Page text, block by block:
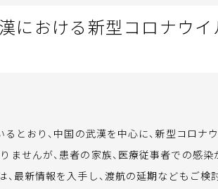
における新型コロナウ
とおり、中国の武漢を中心に、新型コロ
ませんが、患者の家族、医療従事者での感
、最新情報を入手し、渡航の延期などもご検